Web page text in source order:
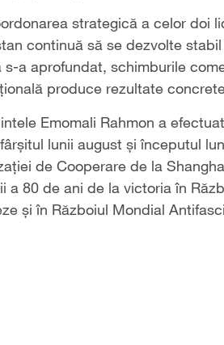
strategică a celor doi
continuă să se dezvolte
s-a aprofundat, schimburile
produce rezultate
Emomali Rahmon a
lunii august și începutul
de Cooperare de la
a 80 de ani de la victoria în
și în Războiul Mondial